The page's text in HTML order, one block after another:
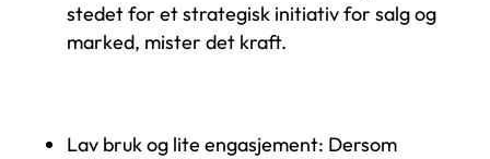
stedet for et strategisk initiativ for salg og
marked, mister det kraft.
Lav bruk og lite engasjement: Dersom